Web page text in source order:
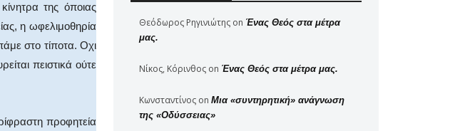
της όποιας
η ωφελιμοθηρία
στο τίποτα. Oχι
πειστικά ούτε
προφητεία
Θεόδωρος Ρηγινιώτης on Ένας Θεός στα μέτρα
μας.
Νίκος, Κόρινθος on Ένας Θεός στα μέτρα μας.
Κωνσταντίνος on Μια «συντηρητική» ανάγνωση
της «Οδύσσειας»